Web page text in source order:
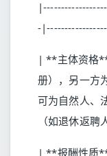
-
| **主体资格
册），另一方
可为自然人、
（如退休返
| **报酬性质